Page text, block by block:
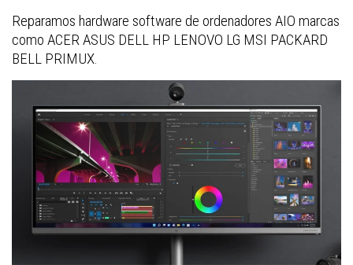
Reparamos hardware software de ordenadores AIO marcas
como ACER ASUS DELL HP LENOVO LG MSI PACKARD
BELL PRIMUX.